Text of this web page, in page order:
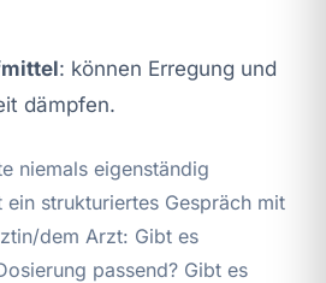
: können Erregung und
dämpfen.
niemals eigenständig
strukturiertes Gespräch mit
dem Arzt: Gibt es
passend? Gibt es